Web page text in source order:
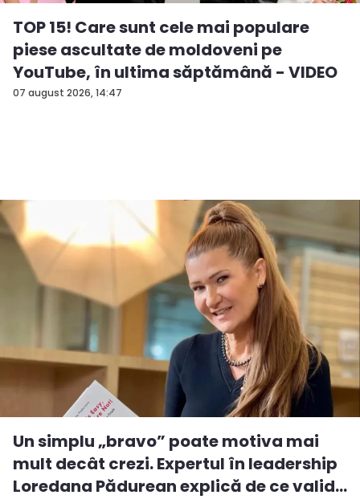
07 august 2026, 14:47
TOP 15! Care sunt cele mai populare
piese ascultate de moldoveni pe
YouTube, în ultima săptămână - VIDEO
Un simplu „bravo” poate motiva mai
mult decât crezi. Expertul în leadership
Loredana Pădurean explică de ce valid...